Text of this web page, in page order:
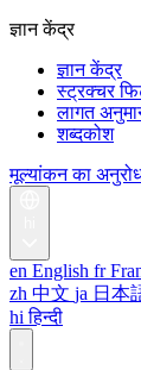
ज्ञान केंद्र
ज्ञान केंद्र
स्ट्रक्चर
लागत
शब्दकोश
मूल्यांकन का
en English fr
zh 中文 ja 日本
hi हिन्दी